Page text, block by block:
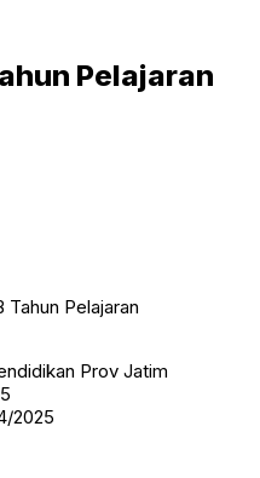
Pelajaran
Pelajaran
Prov Jatim
2025